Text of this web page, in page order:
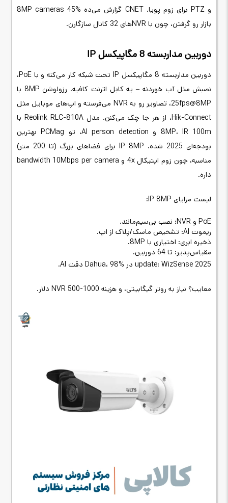
و PTZ برای زوم پویا. CNET گزارش می‌ده 8MP cameras 45%
بازار رو گرفتن، چون با NVRهای 32 کانال سازگارن.
دوربین مداربسته 8 مگاپیکسل IP
دوربین مداربسته 8 مگاپیکسل IP تحت شبکه کار می‌کنه و با PoE،
نصبش مثل آب خوردنه – یه کابل اترنت کافیه. رزولوشن 8MP با
25fps@8MP، تصاویر رو به NVR می‌فرسته و اپ‌های موبایل مثل
Hik-Connect، از هر جا چک می‌کنن. مدل Reolink RLC-810A با
8MP، IR 100m و AI person detection، تو PCMag بهترین
بودجه‌ای 2025 شده. IP 8MP برای فضاهای بزرگ (تا 200 متر)
مناسبه، چون زوم اپتیکال 4x و bandwidth 10Mbps per camera
داره.
لیست مزایای IP 8MP:
PoE و NVR: نصب بی‌سیم‌مانند.
ریموت AI: تشخیص ماسک/پلاک از اپ.
ذخیره ابری: اختیاری با 8MP.
مقیاس‌پذیر: تا 64 دوربین.
2025 update: WizSense در Dahua، 98% دقت AI.
معایب؟ نیاز به روتر گیگابیتی، و هزینه NVR 500-1000 دلار.